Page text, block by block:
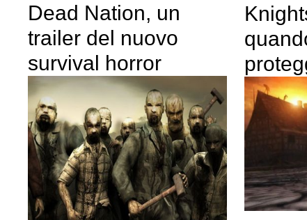
Dead Nation, un
trailer del nuovo
survival horror